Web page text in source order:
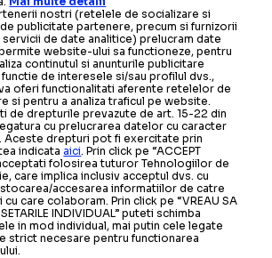
nostri (retelele de socializare si
publicitate partenere, precum si furnizorii
de date analitice) prelucram date
website-ului sa functioneze, pentru
continutul si anunturile publicitare
functie de interesele si/sau profilul dvs.,
oferi functionalitati aferente retelelor de
si pentru a analiza traficul pe website.
de drepturile prevazute de art. 15-22 din
cu prelucrarea datelor cu caracter
Aceste drepturi pot fi exercitate prin
indicataaici. Prin click pe “ACCEPT
acceptati folosirea tuturor Tehnologiilor de
care implica inclusiv acceptul dvs. cu
accesarea informatiilor de catre
care colaboram. Prin click pe “VREAU SA
INDIVIDUAL” puteti schimba
in mod individual, mai putin cele legate
strict necesare pentru functionarea